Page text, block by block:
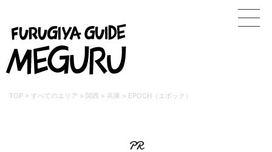
TOP > すべてのエリア > 関西 > 兵庫 > EPOCH（エポック）
PR